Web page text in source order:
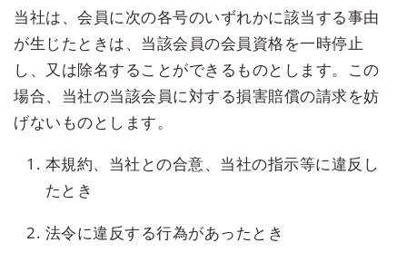
当社は、会員に次の各号のいずれかに該当する事由
が生じたときは、当該会員の会員資格を一時停止
し、又は除名することができるものとします。この
場合、当社の当該会員に対する損害賠償の請求を妨
げないものとします。
本規約、当社との合意、当社の指示等に違反し
たとき
法令に違反する行為があったとき